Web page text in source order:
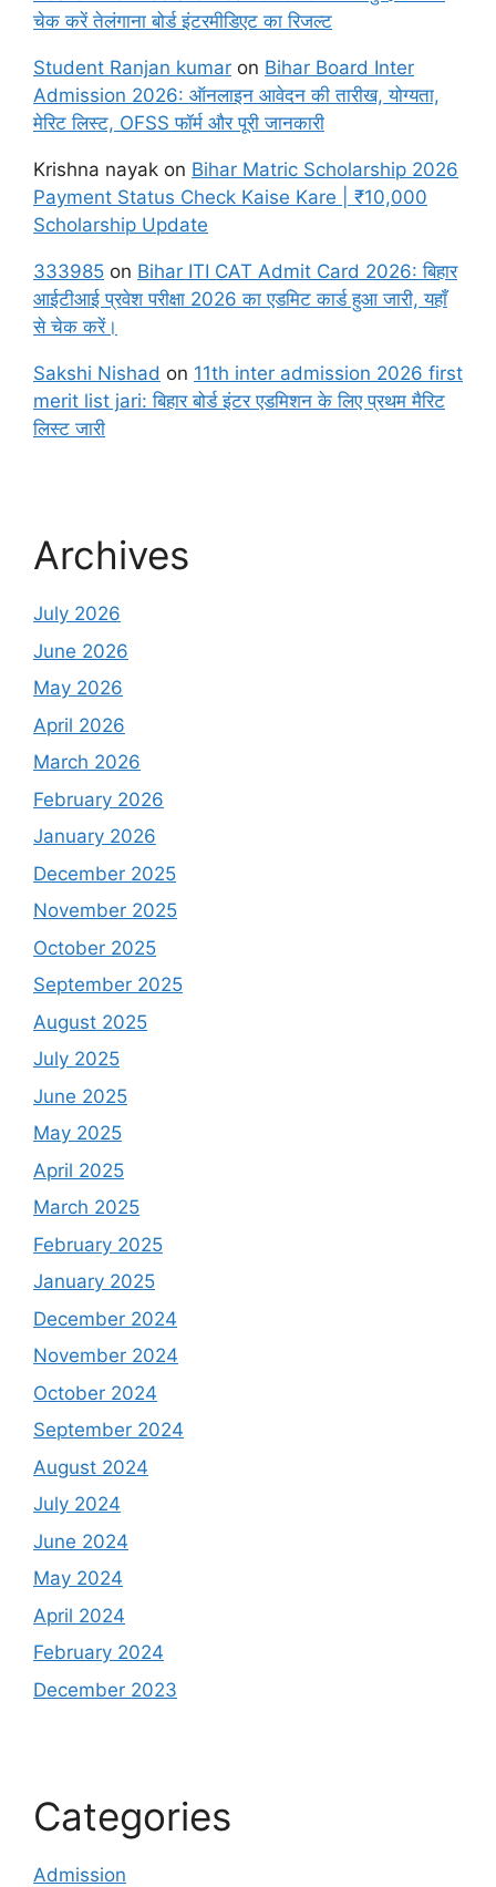
चेक करें तेलंगाना बोर्ड इंटरमीडिएट का रिजल्ट
Student Ranjan kumar on Bihar Board Inter
Admission 2026: ऑनलाइन आवेदन की तारीख, योग्यता,
मेरिट लिस्ट, OFSS फॉर्म और पूरी जानकारी
Krishna nayak on Bihar Matric Scholarship 2026
Payment Status Check Kaise Kare | ₹10,000
Scholarship Update
333985 on Bihar ITI CAT Admit Card 2026: बिहार
आईटीआई प्रवेश परीक्षा 2026 का एडमिट कार्ड हुआ जारी, यहाँ
से चेक करें।
Sakshi Nishad on 11th inter admission 2026 first
merit list jari: बिहार बोर्ड इंटर एडमिशन के लिए प्रथम मैरिट
लिस्ट जारी
Archives
July 2026
June 2026
May 2026
April 2026
March 2026
February 2026
January 2026
December 2025
November 2025
October 2025
September 2025
August 2025
July 2025
June 2025
May 2025
April 2025
March 2025
February 2025
January 2025
December 2024
November 2024
October 2024
September 2024
August 2024
July 2024
June 2024
May 2024
April 2024
February 2024
December 2023
Categories
Admission